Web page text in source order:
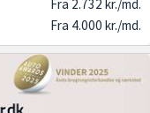
Fra 2.732 kr./md.
Fra 4.000 kr./md.